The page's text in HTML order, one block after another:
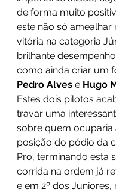
de forma muito
este não só amealhar
vitória na categoria
brilhante
como ainda criar um
Pedro Alves e Hugo
Estes dois pilotos
travar uma
sobre quem ocuparia
posição do pódio da
Pro, terminando esta
corrida na ordem já
e em 2º dos Juniores,